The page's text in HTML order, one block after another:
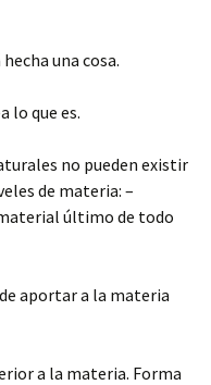
una cosa.
lo que es.
no pueden existir
de materia: –
último de todo
aportar a la materia
a la materia. Forma